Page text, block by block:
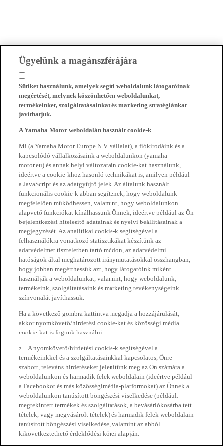
Ügyelünk a magánszférájára
Sütiket használunk, amelyek segíti weboldalunk látogatóinak
megértését, melynek köszönhetően weboldalunkat,
termékeinket, szolgáltatásainkat és marketing stratégiánkat
javíthatjuk.
A Yamaha Motor weboldalán használt cookie-k
Mi (a Yamaha Motor Europe N.V. vállalat), a fiókirodáink és a
kapcsolódó vállalkozásaink a weboldalunkon (yamaha-
motor.eu) és annak helyi változatain cookie-kat használunk,
ideértve a cookie-khoz hasonló technikákat is, amilyen például
a JavaScript és az adatgyűjtő jelek. Az általunk használt
funkcionális cookie-k abban segítenek, hogy weboldalunk
megfelelően működhessen, valamint, hogy weboldalunkon
alapvető funkciókat kínálhassunk Önnek, ideértve például az Ön
bejelentkezési hitelesítő adatainak és nyelvi beállításainak a
megjegyzését. Az analitikai cookie-k segítségével a
felhasználókra vonatkozó statisztikákat készítünk az
adatvédelmet tiszteletben tartó módon, az adatvédelmi
hatóságok által meghatározott iránymutatásokkal összhangban,
hogy jobban megérthessük azt, hogy látogatóink miként
használják a weboldalunkat, valamint, hogy weboldalunk,
termékeink, szolgáltatásaink és marketing tevékenységeink
színvonalát javíthassuk.
Ha a következő gombra kattintva megadja a hozzájárulását,
akkor nyomkövető/hirdetési cookie-kat és közösségi média
cookie-kat is fogunk használni:
A nyomkövető/hirdetési cookie-k segítségével a
termékeinkkel és a szolgáltatásainkkal kapcsolatos, Önre
szabott, releváns hirdetéseket jelenítünk meg az Ön számára a
weboldalunkon és harmadik felek weboldalain (ideértve például
a Facebookot és más közösségimédia-platformokat) az Önnek a
weboldalunkon tanúsított böngészési viselkedése (például:
megtekintett termékek és szolgáltatások, a bevásárlókosárba tett
tételek, vagy megvásárolt tételek) és harmadik felek weboldalain
tanúsított böngészési viselkedése, valamint az abból
kikövetkeztethető érdeklődési körei alapján.